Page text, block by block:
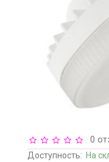
0
Доступность: На